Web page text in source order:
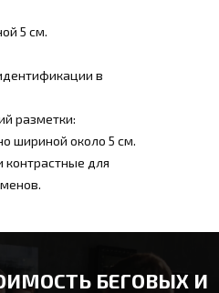
5 см.
в
разметки:
шириной около 5 см.
для
БЕГОВЫХ И